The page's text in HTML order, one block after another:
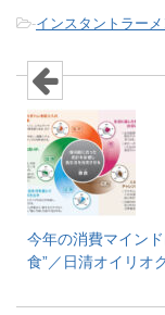
-インスタントラー
今年の消費マインド
食”／日清オイリオ